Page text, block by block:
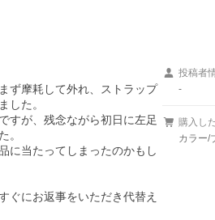
ず摩耗して外れ、ストラップ
した。
すが、残念ながら初日に左足
。
に当たってしまったのかもし
ぐにお返事をいただき代替え
投稿者
-
購入し
カラー/